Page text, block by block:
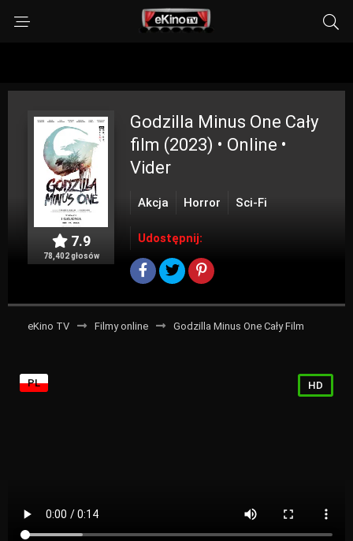
7.9
78,402 głosów
Godzilla Minus One Cały
film (2023) • Online •
Vider
Akcja Horror Sci-Fi
Udostępnij:
eKino TV Filmy online Godzilla Minus One Cały Film
PL HD